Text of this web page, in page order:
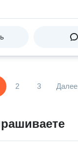
2 3 Далее